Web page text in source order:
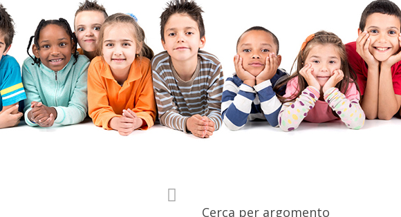
Cerca per argomento